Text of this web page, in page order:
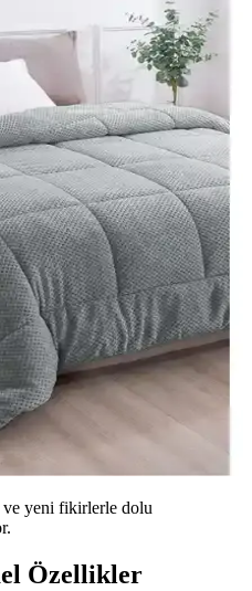
ve yeni fikirlerle dolu
Özellikler